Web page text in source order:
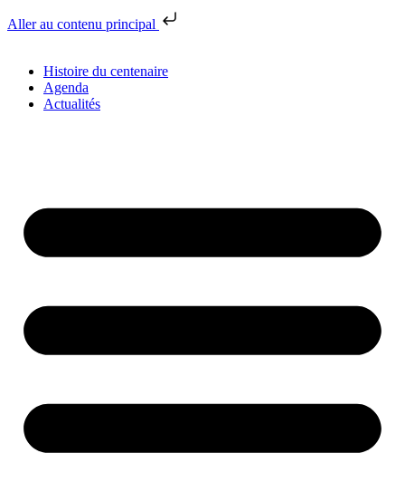
Aller au contenu principal
Histoire du centenaire
Agenda
Actualités